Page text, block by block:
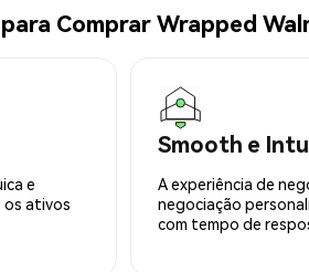
Comprar Wrapped
e
os ativos
Smooth e
A experiência de
negociação
com tempo de